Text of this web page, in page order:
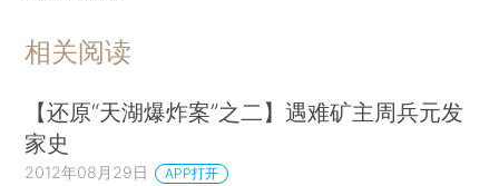
相关阅读
【还原“天湖爆炸案”之二】遇难矿主周兵元发
家史
2012年08月29日 APP打开